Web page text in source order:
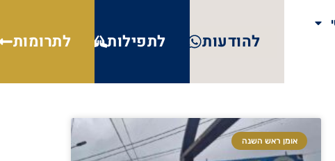
להודעות לתפילות לתרומות
אומן ראש השנה